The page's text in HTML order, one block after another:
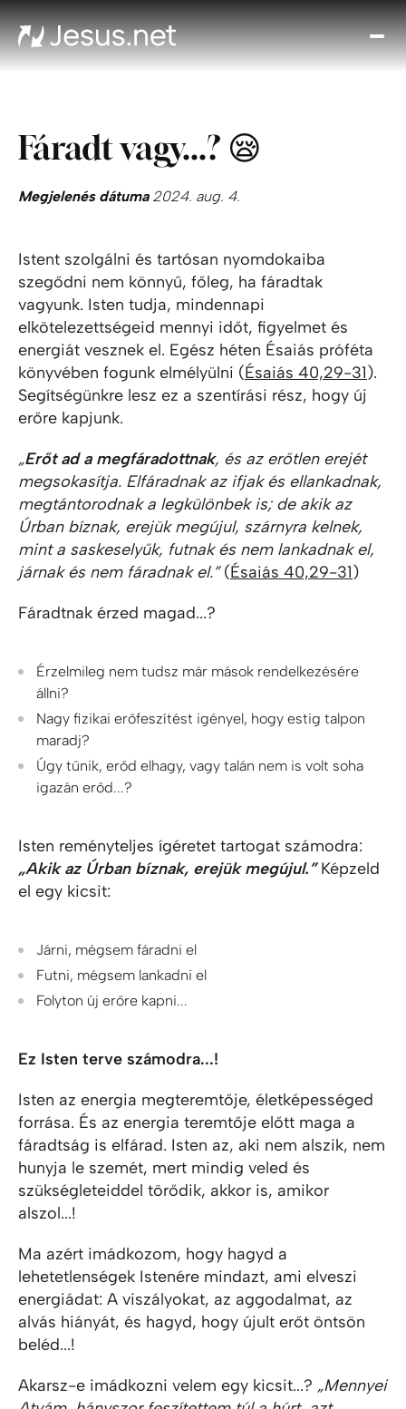
fel
Fáradt vagy...? 😪
Megjelenés dátuma2024. aug. 4.
Istent szolgálni és tartósan nyomdokaiba
szegődni nem könnyű, főleg, ha fáradtak
vagyunk. Isten tudja, mindennapi
elkötelezettségeid mennyi időt, figyelmet és
energiát vesznek el. Egész héten Ésaiás próféta
könyvében fogunk elmélyülni (Ésaiás 40,29-31).
Segítségünkre lesz ez a szentírási rész, hogy új
erőre kapjunk.
„Erőt ad a megfáradottnak, és az erőtlen erejét
megsokasítja. Elfáradnak az ifjak és ellankadnak,
megtántorodnak a legkülönbek is; de akik az
Úrban bíznak, erejük megújul, szárnyra kelnek,
mint a saskeselyűk, futnak és nem lankadnak el,
járnak és nem fáradnak el.”(Ésaiás 40,29-31)
Fáradtnak érzed magad...?
Érzelmileg nem tudsz már mások rendelkezésére
állni?
Nagy fizikai erőfeszítést igényel, hogy estig talpon
maradj?
Úgy tűnik, erőd elhagy, vagy talán nem is volt soha
igazán erőd...?
Isten reményteljes ígéretet tartogat számodra:
„Akik az Úrban bíznak, erejük megújul.”Képzeld
el egy kicsit:
Járni, mégsem fáradni el
Futni, mégsem lankadni el
Folyton új erőre kapni...
Ez Isten terve számodra...!
Isten az energia megteremtője, életképességed
forrása. És az energia teremtője előtt maga a
fáradtság is elfárad. Isten az, aki nem alszik, nem
hunyja le szemét, mert mindig veled és
szükségleteiddel törődik, akkor is, amikor
alszol...!
Ma azért imádkozom, hogy hagyd a
lehetetlenségek Istenére mindazt, ami elveszi
energiádat: A viszályokat, az aggodalmat, az
alvás hiányát, és hagyd, hogy újult erőt öntsön
beléd...!
Akarsz-e imádkozni velem egy kicsit...? „Mennyei